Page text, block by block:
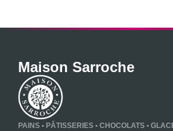
Maison Sarroche
PAINS • PÂTISSERIES • CHOCOLATS •